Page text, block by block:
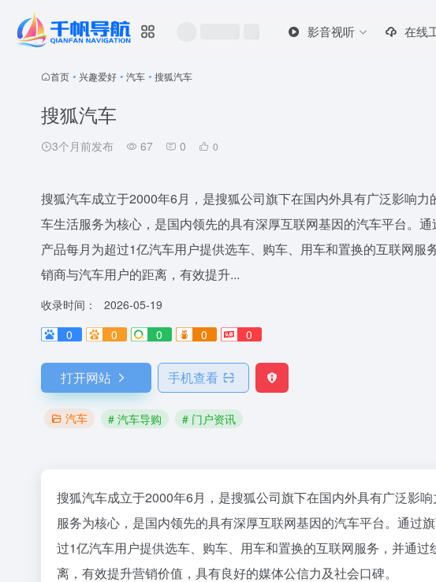
影音视听 在线
首页 • 兴趣爱好 • 汽车 • 搜狐汽车
搜狐汽车
3个月前发布 67 0 0
搜狐汽车成立于2000年6月，是搜狐公司旗下在国内外具有广泛影响
车生活服务为核心，是国内领先的具有深厚互联网基因的汽车平台。
产品每月为超过1亿汽车用户提供选车、购车、用车和置换的互联网服
销商与汽车用户的距离，有效提升...
收录时间：
2026-05-19
0
0 0 0 0
打开网站 手机查看
汽车 # 汽车导购 # 门户资讯
搜狐汽车成立于2000年6月，是搜狐公司旗下在国内外具有广泛影
服务为核心，是国内领先的具有深厚互联网基因的汽车平台。通过
过1亿汽车用户提供选车、购车、用车和置换的互联网服务，并通
离，有效提升营销价值，具有良好的媒体公信力及社会口碑。